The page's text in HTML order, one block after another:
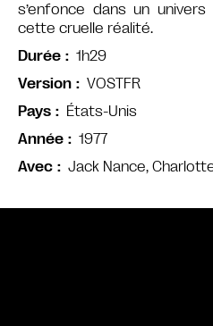
Avec Jack Nance,
s’enfonce dans un
cette cruelle réalité.
Durée
1h29
Version
VOSTFR
Pays
États-Unis
Année
1977